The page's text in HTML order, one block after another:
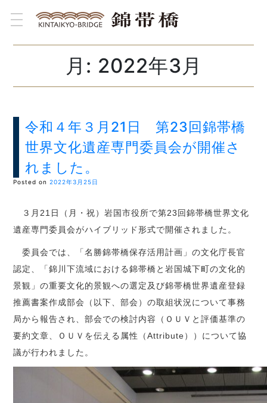
toggle navigation
月: 2022年3月
令和４年３月21日 第23回錦帯橋
世界文化遺産専門委員会が開催さ
れました。
Posted on2022年3月25日
３月21日（月・祝）岩国市役所で第23回錦帯橋世界文化
遺産専門委員会がハイブリッド形式で開催されました。
委員会では、「名勝錦帯橋保存活用計画」の文化庁長官
認定、「錦川下流域における錦帯橋と岩国城下町の文化的
景観」の重要文化的景観への選定及び錦帯橋世界遺産登録
推薦書案作成部会（以下、部会）の取組状況について事務
局から報告され、部会での検討内容（ＯＵＶと評価基準の
要約文章、ＯＵＶを伝える属性（Attribute））について協
議が行われました。